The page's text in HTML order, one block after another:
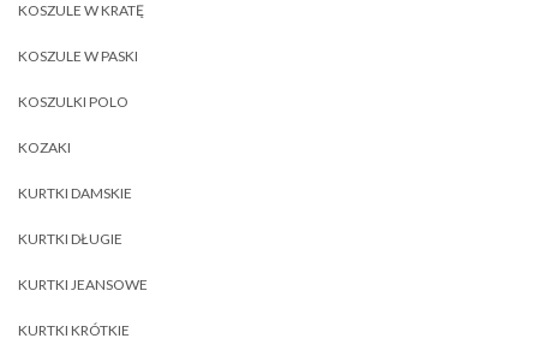
KOSZULE W KRATĘ
KOSZULE W PASKI
KOSZULKI POLO
KOZAKI
KURTKI DAMSKIE
KURTKI DŁUGIE
KURTKI JEANSOWE
KURTKI KRÓTKIE